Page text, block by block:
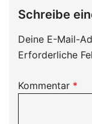
Schreibe
Deine E-Mail-
Erforderliche
Kommentar *